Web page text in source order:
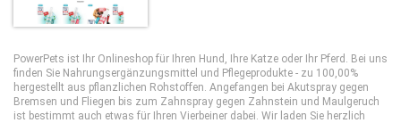
PowerPets ist Ihr Onlineshop für Ihren Hund, Ihre Katze oder Ihr Pferd. Bei uns
finden Sie Nahrungsergänzungsmittel und Pflegeprodukte - zu 100,00%
hergestellt aus pflanzlichen Rohstoffen. Angefangen bei Akutspray gegen
Bremsen und Fliegen bis zum Zahnspray gegen Zahnstein und Maulgeruch
ist bestimmt auch etwas für Ihren Vierbeiner dabei. Wir laden Sie herzlich